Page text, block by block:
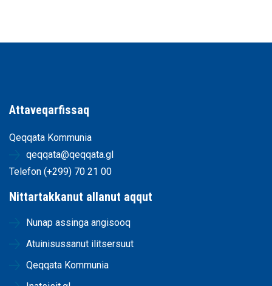
Attaveqarfissaq
Qeqqata Kommunia
qeqqata@qeqqata.gl
Telefon (+299) 70 21 00
Nittartakkanut allanut aqqut
Nunap assinga angisooq
Atuinisussanut ilitsersuut
Qeqqata Kommunia